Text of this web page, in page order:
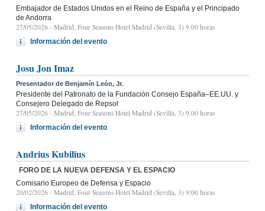
Embajador de Estados Unidos en el Reino de España y el Principado
de Andorra
27/05/2026 - Madrid, Four Seasons Hotel Madrid (Sevilla, 3) 9.00 horas
Información del evento
Josu Jon Imaz
Presentador de Benjamín León, Jr.
Presidente del Patronato de la Fundación Consejo España–EE.UU. y
Consejero Delegado de Repsol
27/05/2026 - Madrid, Four Seasons Hotel Madrid (Sevilla, 3) 9.00 horas
Información del evento
Andrius Kubilius
FORO DE LA NUEVA DEFENSA Y EL ESPACIO
Comisario Europeo de Defensa y Espacio
20/02/2026 - Madrid, Four Seasons Hotel Madrid (Sevilla, 3) 9:00 horas
Información del evento